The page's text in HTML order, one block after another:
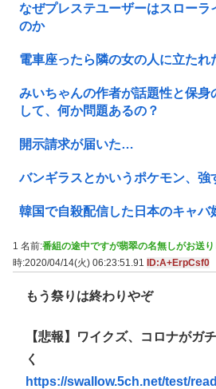
なぜプレステユーザーはスローラ
のか
電車座ったら隣の女の人に立たれ
みいちゃんの作者が話題性と保身
して、何か問題あるの？
開示請求が届いた…
バンギラスとかいうポケモン、強
韓国で自殺配信した日本のキャバ
1 名前:番組の途中ですが翡翠の名無しがお送
時:2020/04/14(火) 06:23:51.91
ID:A+ErpCsf0
もう祭りは終わりやぞ
【悲報】ワイクズ、コロナがガ
く
https://swallow.5ch.net/test/